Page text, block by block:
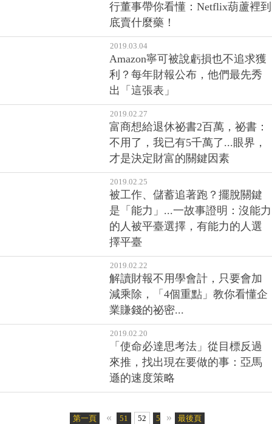
行董事帶你看懂：Netflix葫蘆裡到
底賣什麼藥！
2019.03.04
Amazon寧可被說虧損也不追求獲
利？每年財報公布，他們最先秀
出「這張表」
2019.02.27
富商想給退休祕書2百萬，祕書：
不用了，我已有5千萬了...眼界，
才是決定財富的關鍵因素
2019.02.25
被工作、儲蓄追著跑？擺脫關鍵
是「能力」...一故事證明：沒能力
的人被平臺選擇，有能力的人選
擇平臺
2019.02.22
解讀財報不用學會計，只要會加
減乘除，「4個重點」教你看懂企
業賺錢的祕密...
2019.02.20
「使命必達思考法」從目標反過
來推，找出現在要做的事：亞馬
遜的速度策略
第一頁 « 51 52 53 » 最後頁